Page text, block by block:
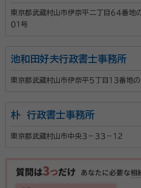
東京都武蔵村山市伊奈平二丁目６４番地の
０１号
池和田好夫行政書士事務所
東京都武蔵村山市伊奈平５丁目１３番地の
朴 行政書士事務所
東京都武蔵村山市中央３－３３－１２